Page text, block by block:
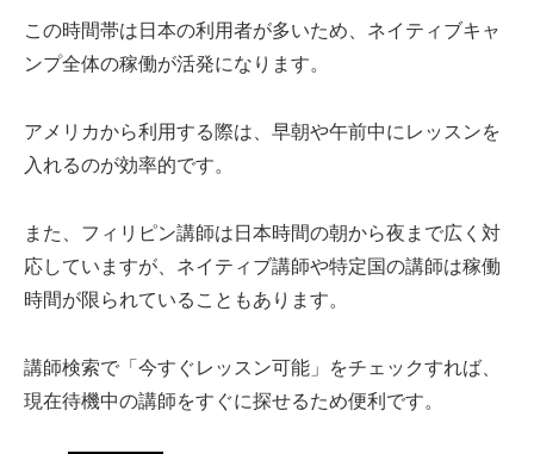
この時間帯は日本の利用者が多いため、ネイティブキャ
ンプ全体の稼働が活発になります。
アメリカから利用する際は、早朝や午前中にレッスンを
入れるのが効率的です。
また、フィリピン講師は日本時間の朝から夜まで広く対
応していますが、ネイティブ講師や特定国の講師は稼働
時間が限られていることもあります。
講師検索で「今すぐレッスン可能」をチェックすれば、
現在待機中の講師をすぐに探せるため便利です。